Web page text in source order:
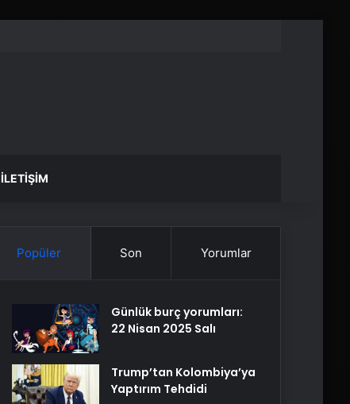
İLETIŞIM
Popüler Son Yorumlar
Günlük burç yorumları:
22 Nisan 2025 Salı
Trump’tan Kolombiya’ya
Yaptırım Tehdidi